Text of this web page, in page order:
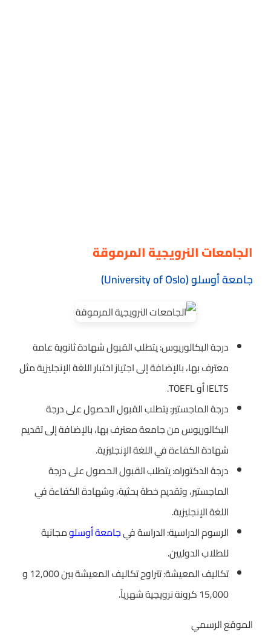
الجامعات النرويجية المرموقة
جامعة أوسلو (University of Oslo)
درجة البكالوريوس: يتطلب القبول شهادة ثانوية عامة
معترف بها، بالإضافة إلى اجتياز اختبار اللغة الإنجليزية مثل
IELTS أو TOEFL.
درجة الماجستير: يتطلب القبول الحصول على درجة
البكالوريوس من جامعة معترف بها، بالإضافة إلى تقديم
شهادة الكفاءة في اللغة الإنجليزية.
درجة الدكتوراه: يتطلب القبول الحصول على درجة
الماجستير، وتقديم خطة بحثية، وشهادة الكفاءة في
اللغة الإنجليزية.
الرسوم الدراسية: الدراسة فيجامعة أوسلومجانية
للطلاب الدوليين.
تكاليف المعيشة: تتراوح تكاليف المعيشة بين 12,000 و
15,000 كرونة نرويجية شهرياً.
الموقع الرسمي